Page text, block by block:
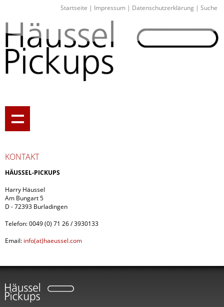
Startseite | Impressum | Datenschutzerklärung | Suche
KONTAKT
HÄUSSEL-PICKUPS
Harry Häussel
Am Bungart 5
D - 72393 Burladingen
Telefon: 0049 (0) 71 26 / 3930133
Email: info(at)haeussel.com